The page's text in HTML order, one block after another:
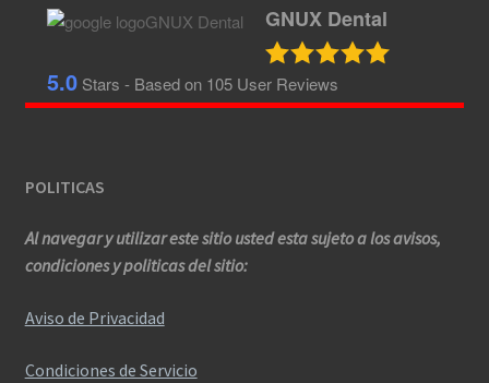
GNUX Dental
5.0Stars - Based on 105 User Reviews
POLITICAS
Al navegar y utilizar este sitio usted esta sujeto a los avisos,
condiciones y politicas del sitio:
Aviso de Privacidad
Condiciones de Servicio